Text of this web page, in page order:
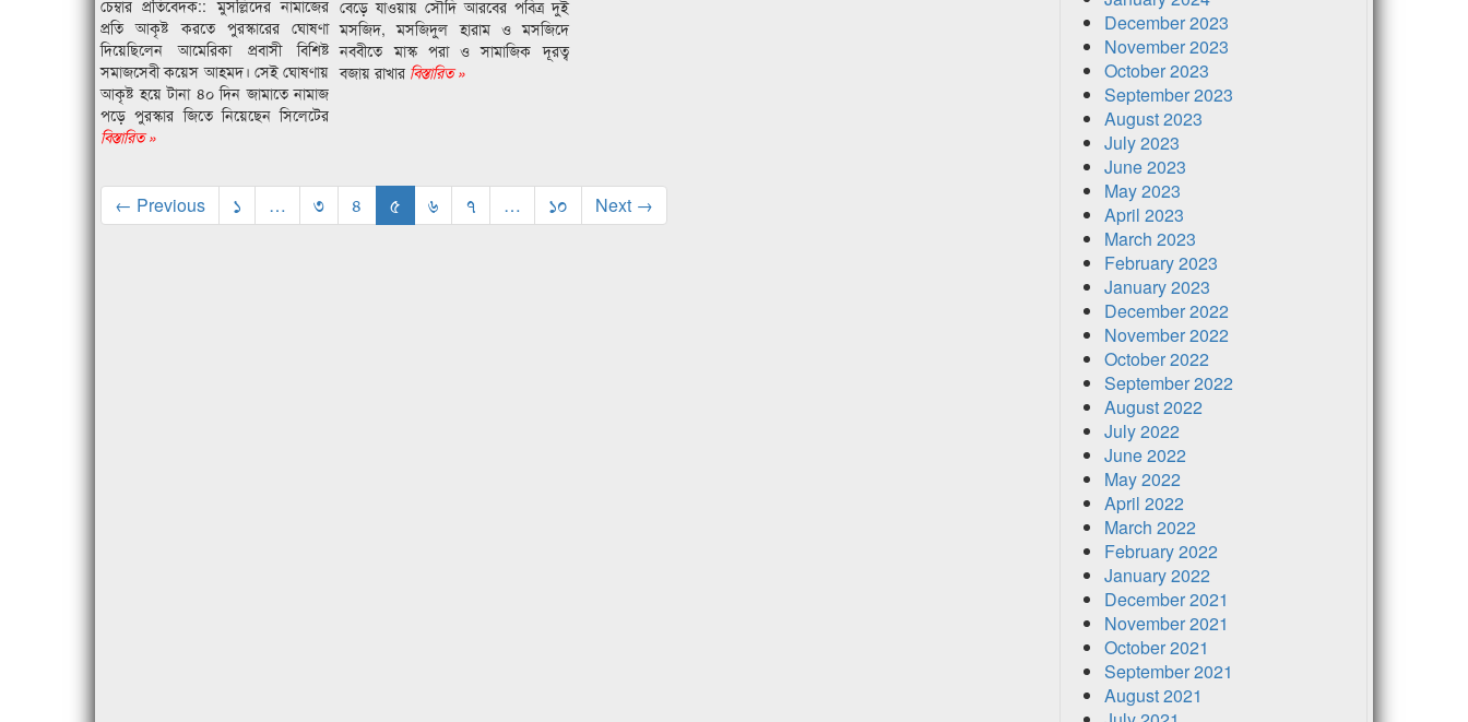
চেম্বার প্রতিবেদক:: মুসল্লিদের নামাজের
প্রতি আকৃষ্ট করতে পুরস্কারের ঘোষণা
দিয়েছিলেন আমেরিকা প্রবাসী বিশিষ্ট
সমাজসেবী কয়েস আহমদ। সেই ঘোষণায়
আকৃষ্ট হয়ে টানা ৪০ দিন জামাতে নামাজ
পড়ে পুরস্কার জিতে নিয়েছেন সিলেটের
বিস্তারিত »
বেড়ে যাওয়ায় সৌদি আরবের পবিত্র দুই
মসজিদ, মসজিদুল হারাম ও মসজিদে
নববীতে মাস্ক পরা ও সামাজিক দূরত্ব
বজায় রাখার বিস্তারিত »
← Previous ১ … ৩ ৪ ৫ ৬ ৭ … ১০ Next →
December 2023
November 2023
October 2023
September 2023
August 2023
July 2023
June 2023
May 2023
April 2023
March 2023
February 2023
January 2023
December 2022
November 2022
October 2022
September 2022
August 2022
July 2022
June 2022
May 2022
April 2022
March 2022
February 2022
January 2022
December 2021
November 2021
October 2021
September 2021
August 2021